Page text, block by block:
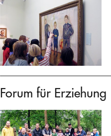
Forum für Erziehung